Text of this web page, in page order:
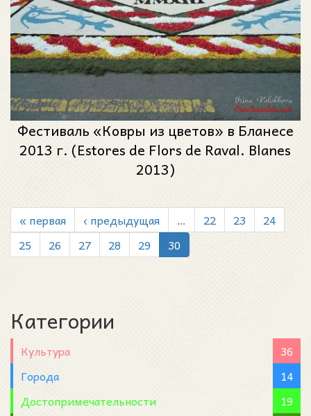
Фестиваль «Ковры из цветов» в Бланесе
2013 г. (Estores de Flors de Raval. Blanes
2013)
« первая ‹ предыдущая … 22 23
24
25
26 27 28 29 30
Категории
Культура
36
Города
14
Достопримечательности
19